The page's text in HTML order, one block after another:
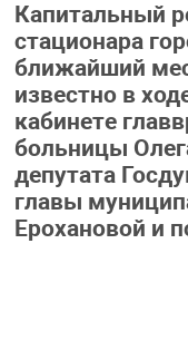
Капитальный
стационара
ближайший
известно в
кабинете
больницы
депутата
главы
Ерохановой и